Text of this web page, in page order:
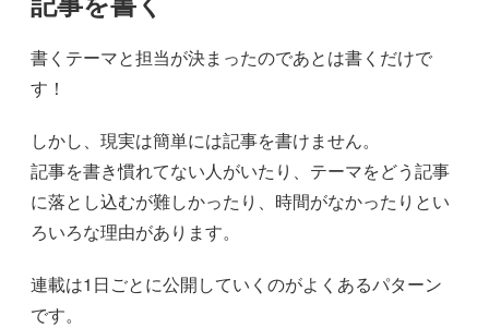
書くテーマと担当が決まったのであとは書くだけで
す！
しかし、現実は簡単には記事を書けません。
記事を書き慣れてない人がいたり、テーマをどう記事
に落とし込むが難しかったり、時間がなかったりとい
ろいろな理由があります。
連載は1日ごとに公開していくのがよくあるパターン
です。